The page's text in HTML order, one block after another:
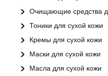
Очищающие средства
Тоники для сухой кожи
Кремы для сухой кожи
Маски для сухой кожи
Масла для сухой кожи